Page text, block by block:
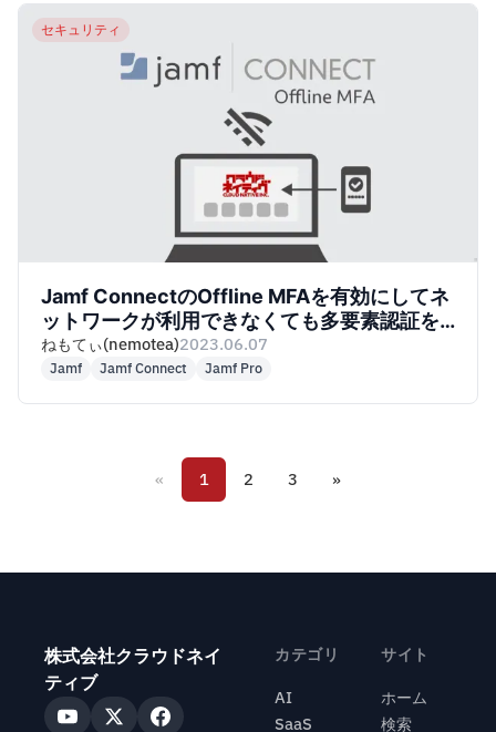
セキュリティ
Jamf ConnectのOffline MFAを有効にしてネ
ットワークが利用できなくても多要素認証を
使っちゃおう！
ねもてぃ(nemotea)2023.06.07
Jamf Jamf Connect Jamf Pro
« 1 2 3 »
株式会社クラウドネイ
ティブ
カテゴリ
AI
SaaS
サイト
ホーム
検索